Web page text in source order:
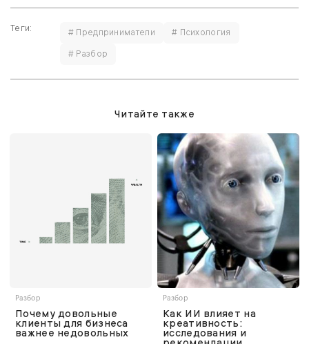
Теги: # Предприниматели
# Психология
# Разбор
Читайте также
Разбор
Почему довольные
клиенты для бизнеса
важнее недовольных
Разбор
Как ИИ влияет на
креативность:
исследования и